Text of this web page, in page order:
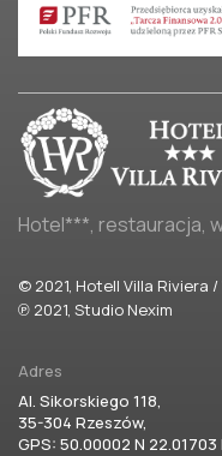
Hotel***, restauracja,
© 2021, Hotell Villa Riviera /
℗ 2021, Studio Nexim
Adres
Al. Sikorskiego 118,
35-304 Rzeszów,
GPS: 50.00002 N 22.01703